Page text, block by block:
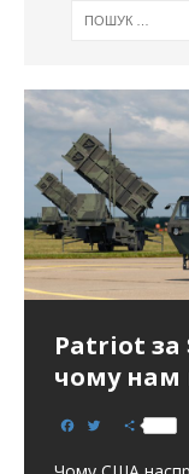
Patriot за
чому нам
i
S
h